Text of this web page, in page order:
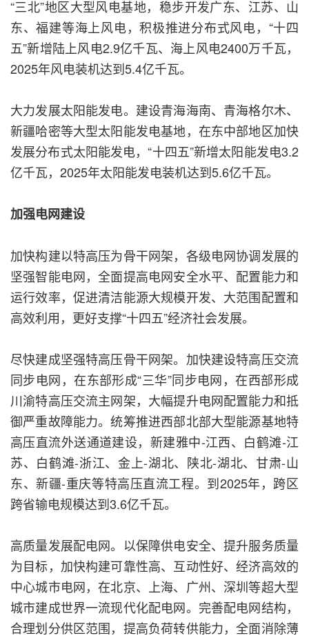
“三北”地区大型风电基地，稳步开发广东、江苏、山
东、福建等海上风电，积极推进分布式风电，“十四
五”新增陆上风电2.9亿千瓦、海上风电2400万千瓦，
2025年风电装机达到5.4亿千瓦。
大力发展太阳能发电。建设青海海南、青海格尔木、
新疆哈密等大型太阳能发电基地，在东中部地区加快
发展分布式太阳能发电，“十四五”新增太阳能发电3.2
亿千瓦，2025年太阳能发电装机达到5.6亿千瓦。
加强电网建设
加快构建以特高压为骨干网架，各级电网协调发展的
坚强智能电网，全面提高电网安全水平、配置能力和
运行效率，促进清洁能源大规模开发、大范围配置和
高效利用，更好支撑“十四五”经济社会发展。
尽快建成坚强特高压骨干网架。加快建设特高压交流
同步电网，在东部形成“三华”同步电网，在西部形成
川渝特高压交流主网架，大幅提升电网配置能力和抵
御严重故障能力。统筹推进西部北部大型能源基地特
高压直流外送通道建设，新建雅中-江西、白鹤滩-江
苏、白鹤滩-浙江、金上-湖北、陕北-湖北、甘肃-山
东、新疆-重庆等特高压直流工程。到2025年，跨区
跨省输电规模达到3.6亿千瓦。
高质量发展配电网。以保障供电安全、提升服务质量
为目标，加快构建可靠性高、互动性好、经济高效的
中心城市电网，在北京、上海、广州、深圳等超大型
城市建成世界一流现代化配电网。完善配电网结构，
合理划分供区范围，提高负荷转供能力，全面消除薄